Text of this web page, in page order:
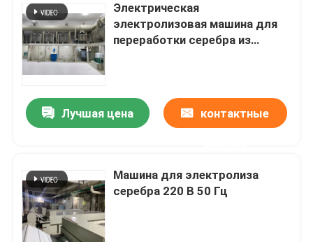
Продукты
О нас
Путешествие фабрики
Свяжитесь мы
Электрическая
электролизовая машина для
переработки серебра из
Лучшая цена контактные
Машина для электролиза
серебра 220 В 50 Гц